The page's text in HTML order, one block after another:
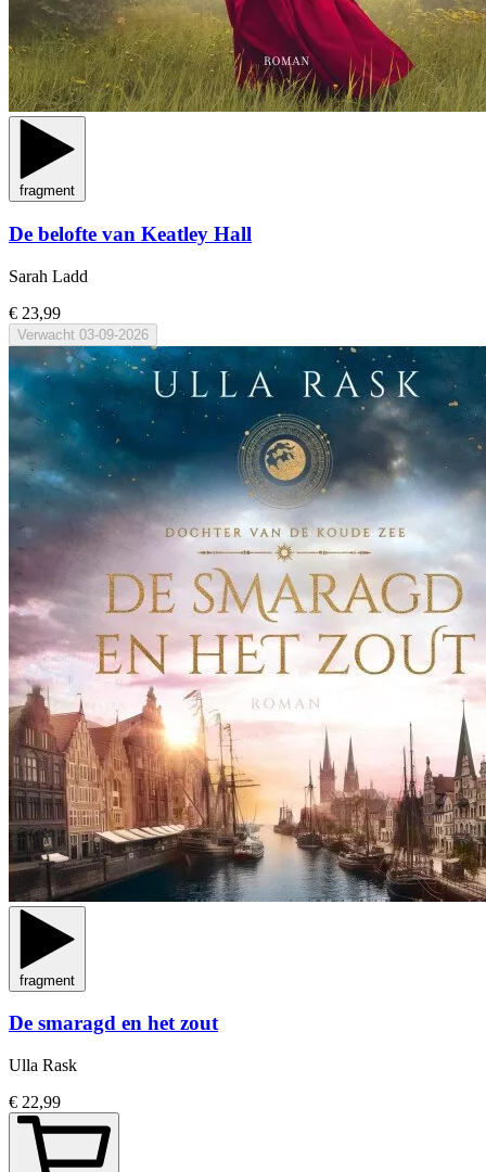
fragment
De belofte van Keatley Hall
Sarah Ladd
€ 23,99
Verwacht 03-09-2026
fragment
De smaragd en het zout
Ulla Rask
€ 22,99